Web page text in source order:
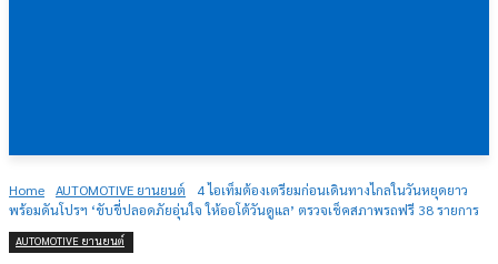
Home AUTOMOTIVE ยานยนต์
4 ไอเท็มต้องเตรียมก่อนเดินทางไกลในวันหยุดยาว
พร้อมดันโปรฯ ‘ขับขี่ปลอดภัยอุ่นใจ ให้ออโต้วันดูแล’ ตรวจเช็คสภาพรถฟรี 38 รายการ
AUTOMOTIVE ยานยนต์